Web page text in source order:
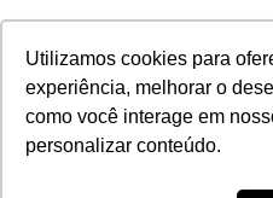
Utilizamos cookies para
experiência, melhorar o
como você interage em
personalizar conteúdo.
SPA
Welcome to our page!
Log in
Log out